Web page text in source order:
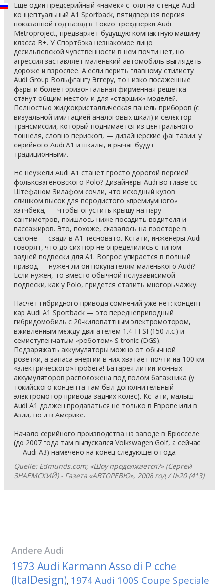
Еще один предсерийный «намек» стоял на стенде Audi —
концептуальный A1 Sportback, пятидверная версия
показанной год назад в Токио трехдверки Audi
Metroproject, предваряет будущую компактную машину
класса B+. У Спортбэка незнакомое лицо:
десильвовской чувственности в нем почти нет, но
агрессия заставляет маленький автомобиль выглядеть
дороже и взрослее. А если верить главному стилисту
Audi Group Вольфгангу Эггеру, то низко посаженные
фары и более горизонтальная фирменная решетка
станут общим местом и для «старших» моделей.
Полностью жидкокристаллическая панель приборов (с
визуальной имитацией аналоговых шкал) и селектор
трансмиссии, который поднимается из центрального
тоннеля, словно перископ, — дизайнерские фантазии: у
серийного Audi A1 и шкалы, и рычаг будут
традиционными.
Но неужели Audi A1 станет просто дорогой версией
фольксвагеновского Polo? Дизайнеры Audi во главе со
Штефаном Зилафом сочли, что исходный кузов
слишком высок для породистого «премиумного»
хэтчбека, — чтобы опустить крышу на пару
сантиметров, пришлось ниже посадить водителя и
пассажиров. Это, похоже, сказалось на просторе в
салоне — сзади в A1 тесновато. Кстати, инженеры Audi
говорят, что до сих пор не определились с типом
задней подвески для A1. Вопрос упирается в полный
привод — нужен ли он покупателям маленького Audi?
Если нужен, то вместо обычной полузависимой
подвески, как у Polo, придется ставить многорычажку.
Насчет гибридного привода сомнений уже нет: концепт-
кар Audi A1 Sportback — это переднеприводный
гибридомобиль с 20-киловаттным электромотором,
вживленным между двигателем 1.4 TFSI (150 л.с.) и
семиступенчатым «роботом» S tronic (DGS).
Подзаряжать аккумуляторы можно от обычной
розетки, а запаса энергии в них хватает почти на 100 км
«электрического» пробега! Батарея литий-ионных
аккумуляторов расположена под полом багажника (у
токийского концепта там был дополнительный
электромотор привода задних колес). Кстати, малыш
Audi A1 должен продаваться не только в Европе или в
Азии, но и в Америке.
Начало серийного производства на заводе в Брюсселе
(до 2007 года там выпускался Volkswagen Golf, а сейчас
— Audi A3) намечено на конец следующего года.
Quelle: Edmunds.com; «Шоу продолжается?» (Сергей
ЗНАЕМСКИЙ) - Газета «АВТОРЕВЮ», 2008 год / №20 (413)
Andere Audi
1973 Audi Karmann Asso di Picche
(ItalDesign), 1974 Audi 100S Coupe Speciale